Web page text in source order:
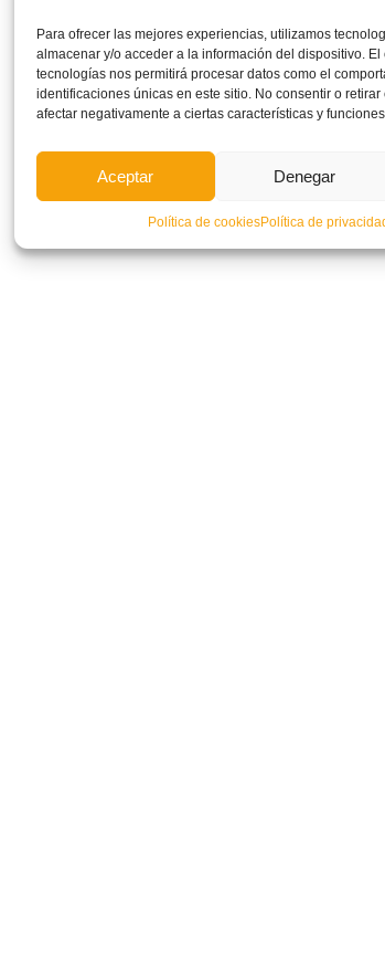
Para ofrecer las mejores experiencias, utilizamos
almacenar y/o acceder a la información del dispositivo.
tecnologías nos permitirá procesar datos como el
identificaciones únicas en este sitio. No consentir o
afectar negativamente a ciertas características y
Aceptar Denegar
Política de cookiesPolítica de
Circular nº. 3, Normas Generales de las
Competiciones de Fútbol Sala.
Circular nº.
Femeninas